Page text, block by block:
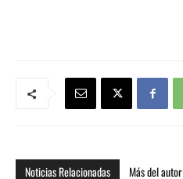
Noticias Relacionadas Más del autor